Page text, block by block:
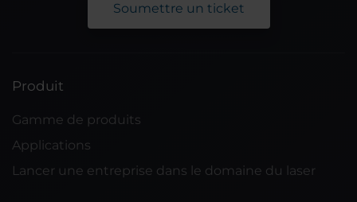
Soumettre un ticket
Produit
Gamme de produits
Applications
Lancer une entreprise dans le domaine du laser